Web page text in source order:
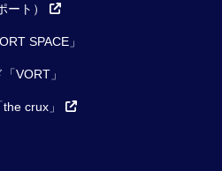
ト）
SPACE」
VORT」
crux」